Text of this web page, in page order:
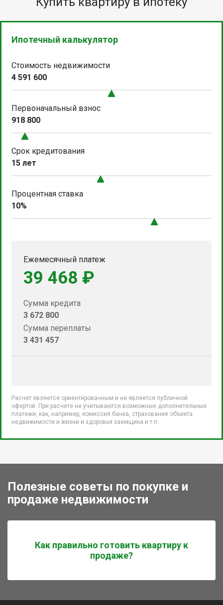
Ипотечный калькулятор
Стоимость недвижимости
4 591 600
Первоначальный взнос
918 800
Срок кредитования
15 лет
Процентная ставка
10%
Ежемесячный платеж
39 468 ₽
Сумма кредита
3 672 800
Сумма переплаты
3 431 457
Расчет является ориентировачным и не является публичной
офертой. При расчете не учитываются возможные дополнительные
платежи, как, например, комиссия банка, страхование объекта
недвижимости и жизни и здоровья заемщика и т.п.
Полезные советы по покупке и
продаже недвижимости
Как правильно готовить квартиру к
продаже?